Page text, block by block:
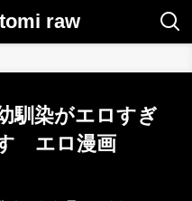
raw
馴染がエロすぎ
エロ漫画